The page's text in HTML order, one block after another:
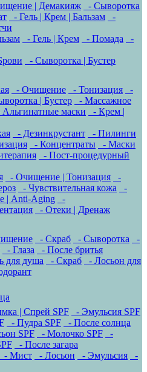
| Демакияж
- Сыворотка
- Гель | Крем | Бальзам
-
- Гель | Крем - Помада
-
- Сыворотка | Бустер
- Очищение - Тонизация
-
| Бустер
- Массажное
Альгинатные маски
- Крем |
- Дезинкрустант
- Пилинги
- Концентраты
- Маски
- Пост-процедурный
- Очищение | Тонизация
-
- Чувствительная кожа
-
| Anti-Aging
-
- Отеки | Дренаж
- Скраб - Сыворотка
-
- Глаза
- После бритья
для душа - Скраб
- Лосьон для
| Спрей SPF
- Эмульсия SPF
- Пудра SPF
- После солнца
SPF - Молочко SPF
-
- После загара
- Мист - Лосьон - Эмульсия
-